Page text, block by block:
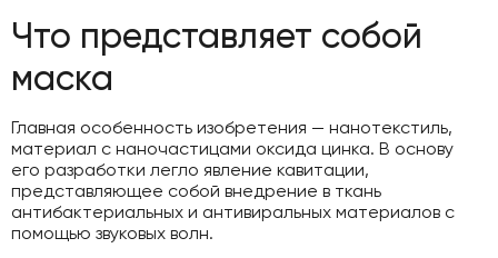
Что представляет собой
маска
Главная особенность изобретения — нанотекстиль,
материал с наночастицами оксида цинка. В основу
его разработки легло явление кавитации,
представляющее собой внедрение в ткань
антибактериальных и антивиральных материалов с
помощью звуковых волн.